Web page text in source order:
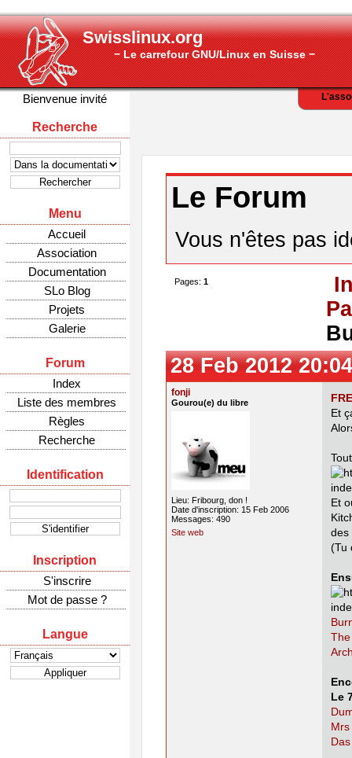
Swisslinux.org
− Le carrefour GNU/Linux en Suisse −
Bienvenue invité
Recherche
Menu
Accueil
Association
Documentation
SLo Blog
Projets
Galerie
Forum
Index
Liste des membres
Règles
Recherche
Identification
Inscription
S'inscrire
Mot de passe ?
Langue
Le Forum
Vous n'êtes pas
Pages: 1
28 Feb 2012
fonji
Gourou(e) du libre
Lieu: Fribourg, don !
Date d'inscription: 15 Feb 2006
Messages: 490
Site web
Et
Et
des
(Tu
Le